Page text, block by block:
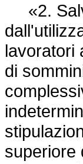
«2.
lavoratori
di
superiore